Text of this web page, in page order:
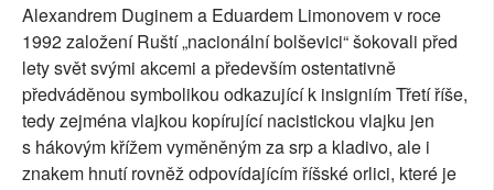
Alexandrem Duginem a Eduardem Limonovem v roce
1992 založení Ruští „nacionální bolševici“ šokovali před
lety svět svými akcemi a především ostentativně
předváděnou symbolikou odkazující k insigniím Třetí říše,
tedy zejména vlajkou kopírující nacistickou vlajku jen
s hákovým křížem vyměněným za srp a kladivo, ale i
znakem hnutí rovněž odpovídajícím říšské orlici, které je